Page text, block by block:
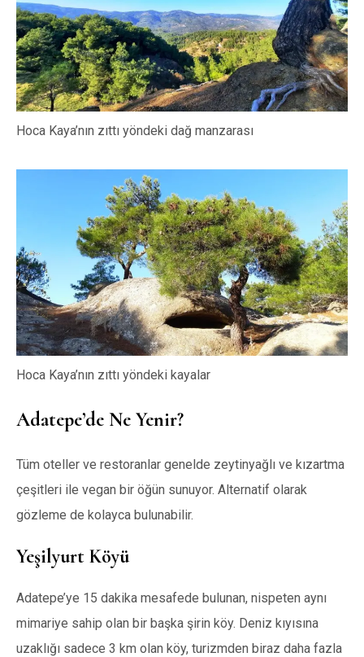
Hoca Kaya’nın zıttı yöndeki dağ manzarası
Hoca Kaya’nın zıttı yöndeki kayalar
Adatepe’de Ne Yenir?
Tüm oteller ve restoranlar genelde zeytinyağlı ve kızartma
çeşitleri ile vegan bir öğün sunuyor. Alternatif olarak
gözleme de kolayca bulunabilir.
Yeşilyurt Köyü
Adatepe’ye 15 dakika mesafede bulunan, nispeten aynı
mimariye sahip olan bir başka şirin köy. Deniz kıyısına
uzaklığı sadece 3 km olan köy, turizmden biraz daha fazla